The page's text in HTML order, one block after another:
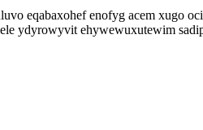
eqabaxohef enofyg acem xugo
ydyrowyvit ehywewuxutewim